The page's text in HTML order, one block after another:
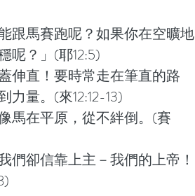
跟馬賽跑呢？如果你在空曠地
呢？」(耶12:5)
伸直！要時常走在筆直的路
量。(來12:12-13)
馬在平原，從不絆倒。(賽
們卻信靠上主－我們的上帝！